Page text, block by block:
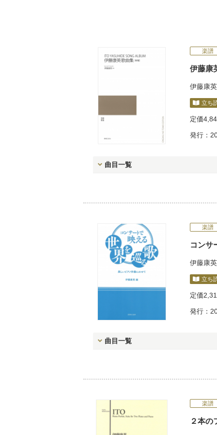
楽譜
伊藤康
伊藤康英
立ち
定価
発行：
曲目一覧
楽譜
コンサ
伊藤康英
立ち
定価
発行：
曲目一覧
楽譜
２本の